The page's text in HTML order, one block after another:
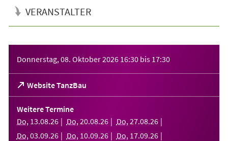
VERANSTALTER
Donnerstag, 08. Oktober 2026 16:30 bis 17:30
Website TanzBau
(Öffnet
in
einem
neuen
Tab)
Weitere Termine
Do, 13.08.26 Do, 20.08.26 Do, 27.08.26
Do, 03.09.26 Do, 10.09.26 Do, 17.09.26